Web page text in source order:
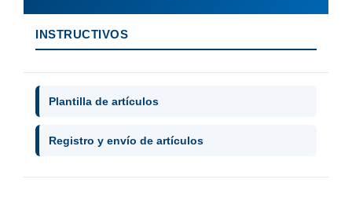
INSTRUCTIVOS
Plantilla de artículos
Registro y envío de artículos